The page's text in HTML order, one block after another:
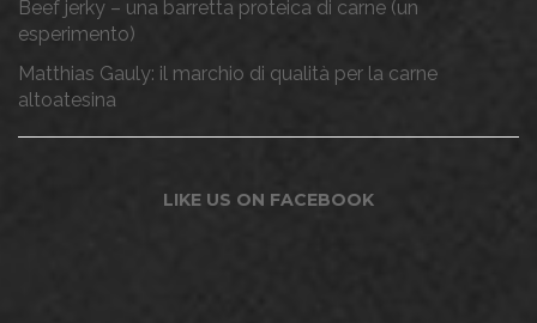
Beef jerky – una barretta proteica di carne (un
esperimento)
Matthias Gauly: il marchio di qualità per la carne
altoatesina
LIKE US ON FACEBOOK